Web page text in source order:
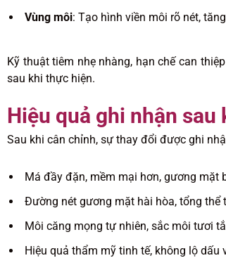
Vùng môi: Tạo hình viền môi rõ nét,
Kỹ thuật tiêm nhẹ nhàng, hạn chế can
sau khi thực hiện.
Hiệu quả ghi nhận
Sau khi cân chỉnh, sự thay đổi được ghi
Má đầy đặn, mềm mại hơn, gương mặt
Đường nét gương mặt hài hòa, tổng thể
Môi căng mọng tự nhiên, sắc môi tươi
Hiệu quả thẩm mỹ tinh tế, không lộ dấu